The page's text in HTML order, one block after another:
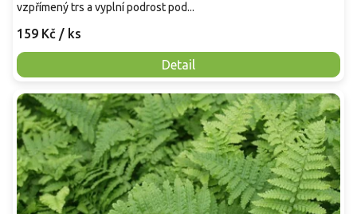
159 Kč / ks
Detail
vzpřímený trs a vyplní podrost pod...